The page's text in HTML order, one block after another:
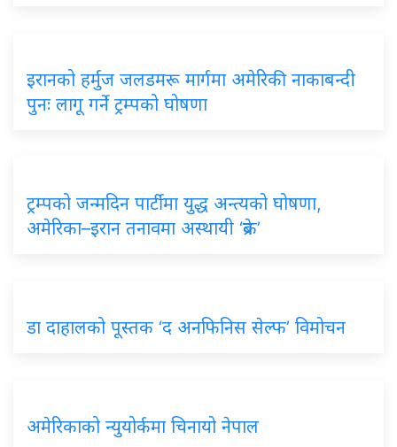
इरानको हर्मुज जलडमरू मार्गमा अमेरिकी नाकाबन्दी
पुनः लागू गर्ने ट्रम्पको घोषणा
ट्रम्पको जन्मदिन पार्टीमा युद्ध अन्त्यको घोषणा,
अमेरिका–इरान तनावमा अस्थायी ‘ब्रेक’
डा दाहालको पूस्तक ‘द अनफिनिस सेल्फ’ विमोचन
अमेरिकाको न्युयोर्कमा चिनायो नेपाल